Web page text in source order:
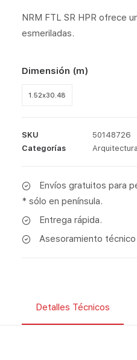
NRM FTL SR HPR ofrece
esmeriladas.
Dimensión (m)
1.52x30.48
SKU
50148726
Categorías
Arquitectura
Envíos gratuitos para
* sólo en península.
Entrega rápida.
Asesoramiento técnico
Detalles Técnicos